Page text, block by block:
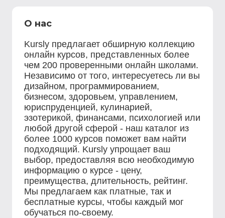
О нас
Kursly предлагает обширную коллекцию
онлайн курсов, представленных более
чем 200 проверенными онлайн школами.
Независимо от того, интересуетесь ли вы
дизайном, программированием,
бизнесом, здоровьем, управлением,
юриспруденцией, кулинарией,
эзотерикой, финансами, психологией или
любой другой сферой - наш каталог из
более 1000 курсов поможет вам найти
подходящий. Kursly упрощает ваш
выбор, предоставляя всю необходимую
информацию о курсе - цену,
преимущества, длительность, рейтинг.
Мы предлагаем как платные, так и
бесплатные курсы, чтобы каждый мог
обучаться по-своему.